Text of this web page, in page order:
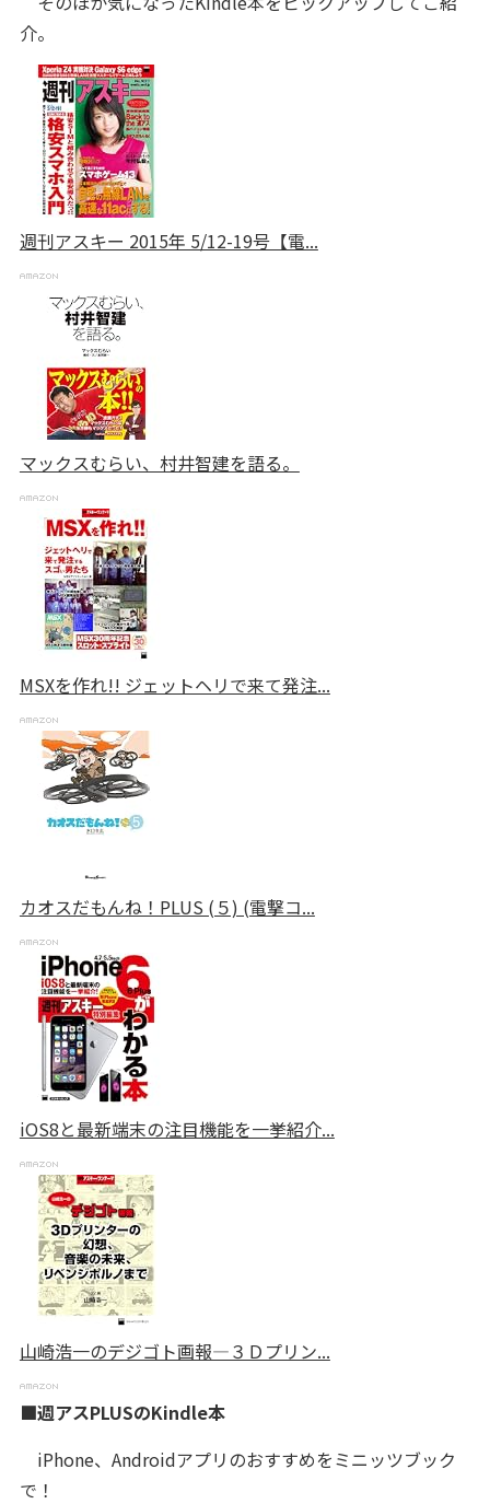
介。
週刊アスキー 2015年 5/12-19号【電...
マックスむらい、村井智建を語る。
MSXを作れ!! ジェットヘリで来て発注...
カオスだもんね！PLUS (５) (電撃コ...
iOS8と最新端末の注目機能を一挙紹介...
山崎浩一のデジゴト画報―３Ｄプリン...
■週アスPLUSのKindle本
iPhone、Androidアプリのおすすめをミニッツブック
で！